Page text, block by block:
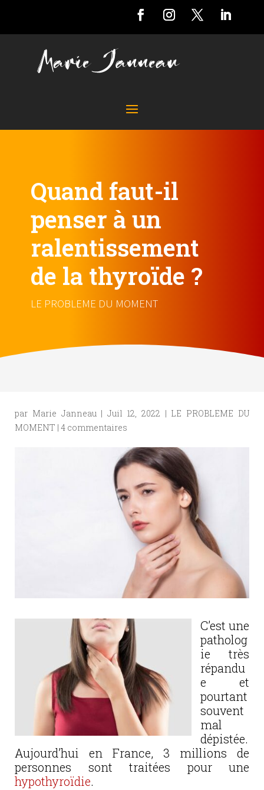
Quand faut-il
penser à un
ralentissement
de la thyroïde ?
LE PROBLEME DU MOMENT
par Marie Janneau|Juil 12, 2022 | LE PROBLEME DU
MOMENT | 4 commentaires
C’est une
patholog
ie très
répandu
e et
pourtant
souvent
mal
dépistée.
Aujourd’hui en France, 3 millions de
personnes sont traitées pour une
hypothyroïdie.